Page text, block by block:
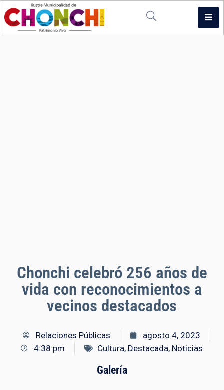
Chonchi celebró 256 años de
vida con reconocimientos a
vecinos destacados
Relaciones Públicas
agosto 4, 2023
4:38 pm
Cultura, Destacada, Noticias
Galería